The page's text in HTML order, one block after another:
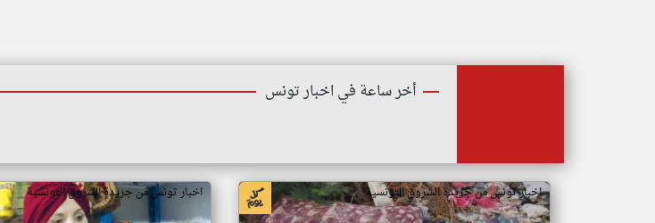
أخر ساعة في اخبار تونس
اخبار تونس من جريدة الشروق التونسية اخبار تونس من جريدة الشروق التونسية